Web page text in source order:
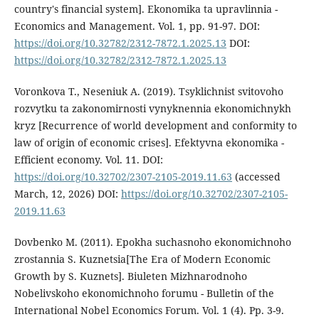
country's financial system]. Ekonomika ta upravlinnia -
Economics and Management. Vol. 1, pp. 91-97. DOI:
https://doi.org/10.32782/2312-7872.1.2025.13 DOI:
https://doi.org/10.32782/2312-7872.1.2025.13
Voronkova T., Neseniuk A. (2019). Tsyklichnist svitovoho
rozvytku ta zakonomirnosti vynyknennia ekonomichnykh
kryz [Recurrence of world development and conformity to
law of origin of economic crises]. Efektyvna ekonomika -
Efficient economy. Vol. 11. DOI:
https://doi.org/10.32702/2307-2105-2019.11.63 (accessed
March, 12, 2026) DOI: https://doi.org/10.32702/2307-2105-
2019.11.63
Dovbenko M. (2011). Epokha suchasnoho ekonomichnoho
zrostannia S. Kuznetsia[The Era of Modern Economic
Growth by S. Kuznets]. Biuleten Mizhnarodnoho
Nobelivskoho ekonomichnoho forumu - Bulletin of the
International Nobel Economics Forum. Vol. 1 (4). Pp. 3-9.